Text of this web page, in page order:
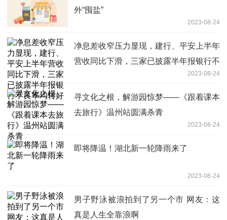
外“囤盐”
2023-08-24
净息差收窄压力显现，建行、平安上半年
营收同比下滑，三家已披露半年报银行不
2023-08-24
寻文化之根，解游园惊梦——《跟着课本
去旅行》温州站圆满杀青
2023-08-24
即将降温！湖北新一轮降雨来了
2023-08-24
男子野泳被浪拍到了另一个市 网友：这
真是人生全靠浪啊